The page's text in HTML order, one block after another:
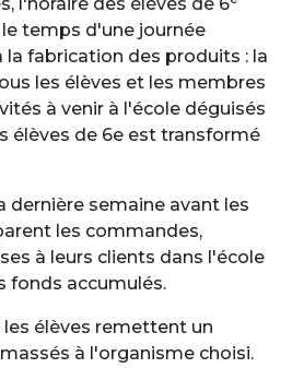
temps d'une journée
la fabrication des produits : la
les élèves et les membres
à venir à l'école déguisés
élèves de 6e est transformé
dernière semaine avant les
les commandes,
à leurs clients dans l'école
fonds accumulés.
élèves remettent un
à l'organisme choisi.